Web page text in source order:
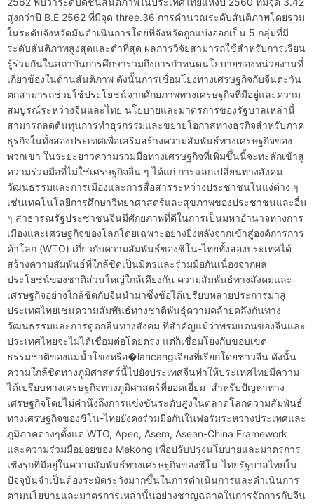
สูงกว่าปี B.E 2562 ที่มีจุด three.36 การคำนวณระดับสันติภาพโดยรวม
ในระดับจังหวัดมันดำเนินการโดยที่จังหวัดถูกแบ่งออกเป็น 5 กลุ่มที่มี
ระดับสันติภาพสูงสุดและต่ำที่สุด ผลการวิจัยสามารถใช้สำหรับการเรียน
รู้ร่วมกันในสถาบันการศึกษารวมถึงการกำหนดนโยบายของหน่วยงานที่
เกี่ยวข้องในด้านสันติภาพ ดังนั้นการเชื่อมโยงทางเศรษฐกิจกับจีนตะวัน
ตกสามารถช่วยใช้ประโยชน์จากศักยภาพทางเศรษฐกิจที่มีอยู่และความ
สมบูรณ์ระหว่างจีนและไทย นโยบายและมาตรการของรัฐบาลเหล่านี้
สามารถลดต้นทุนการทำธุรกรรมและขยายโอกาสทางธุรกิจสำหรับภาค
ธุรกิจในทั้งสองประเทศเพื่อเสริมสร้างความสัมพันธ์ทางเศรษฐกิจของ
พวกเขา ในระยะยาวความร่วมมือทางเศรษฐกิจที่เพิ่มขึ้นนี้จะทะลักเข้าสู่
ความร่วมมือที่ไม่ใช่เศรษฐกิจอื่น ๆ ได้แก่ การแลกเปลี่ยนทางสังคม
วัฒนธรรมและการเมืองและการสื่อสารระหว่างประชาชนในแง่ต่าง ๆ
เช่นเทคโนโลยีการศึกษาวิทยาศาสตร์และสุขภาพของประชาชนและอื่น
ๆ สาธารณรัฐประชาชนจีนมีศักยภาพที่ดีในการเป็นมหาอำนาจทางการ
เมืองและเศรษฐกิจของโลกโดยเฉพาะอย่างยิ่งหลังจากเข้าสู่องค์การการ
ค้าโลก (WTO) เกี่ยวกับความสัมพันธ์ของชิโน-ไทยทั้งสองประเทศได้
สร้างความสัมพันธ์ที่ใกล้ชิดเป็นมิตรและร่วมมือกันเนื่องจากผล
ประโยชน์ของชาติส่วนใหญ่ใกล้เคียงกัน ความสัมพันธ์ทางสังคมและ
เศรษฐกิจอย่างใกล้ชิดกับจีนนำมาซึ่งข้อได้เปรียบหลายประการมาสู่
ประเทศไทยเช่นความสัมพันธ์ทางชาติพันธุ์ความคล้ายคลึงกันทาง
วัฒนธรรมและการดูดกลืนทางสังคม ที่สำคัญแม้ว่าพรมแดนของจีนและ
ประเทศไทยจะไม่ได้เชื่อมต่อโดยตรง แต่ก็เชื่อมโยงกับขอบเขต
ธรรมชาติของแม่น้ำโขงหรือ�lancangเจียงที่เรียกโดยชาวจีน ดังนั้น
ความใกล้ชิดทางภูมิศาสตร์นี้ไปยังประเทศจีนทำให้ประเทศไทยมีความ
ได้เปรียบทางเศรษฐกิจทางภูมิศาสตร์ที่ยอดเยี่ยม สำหรับปัญหาทาง
เศรษฐกิจโดยไม่คำนึงถึงการแข่งขันระดับสูงในตลาดโลกความสัมพันธ์
ทางเศรษฐกิจของชิโน-ไทยยังคงร่วมมือกันในฟอรัมระหว่างประเทศและ
ภูมิภาคต่างๆตั้งแต่ WTO, Apec, Asem, Asean-China Framework
และความร่วมมือย่อยของ Mekong เพื่อปรับปรุงนโยบายและมาตรการ
เชิงรุกที่มีอยู่ในความสัมพันธ์ทางเศรษฐกิจของชิโน-ไทยรัฐบาลไทยใน
ปัจจุบันจำเป็นต้องระมัดระวังมากขึ้นในการดำเนินการและดำเนินการ
ตามนโยบายและมาตรการเหล่านั้นอย่างชาญฉลาดในการจัดการกับจีน